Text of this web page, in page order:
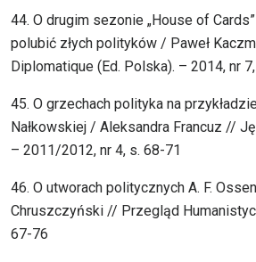
44. O drugim sezonie „House of
polubić złych polityków / Paweł
Diplomatique (Ed. Polska). – 2014, nr
45. O grzechach polityka na
Nałkowskiej / Aleksandra Francuz //
– 2011/2012, nr 4, s. 68-71
46. O utworach politycznych A. F.
Chruszczyński // Przegląd
67-76